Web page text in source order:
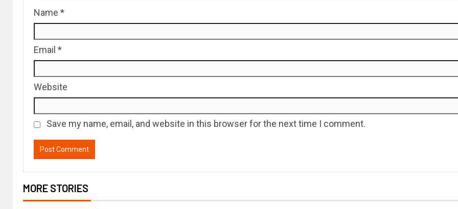
Name *
Email *
Website
Save my name, email, and website in this browser for the next time I comment.
MORE STORIES